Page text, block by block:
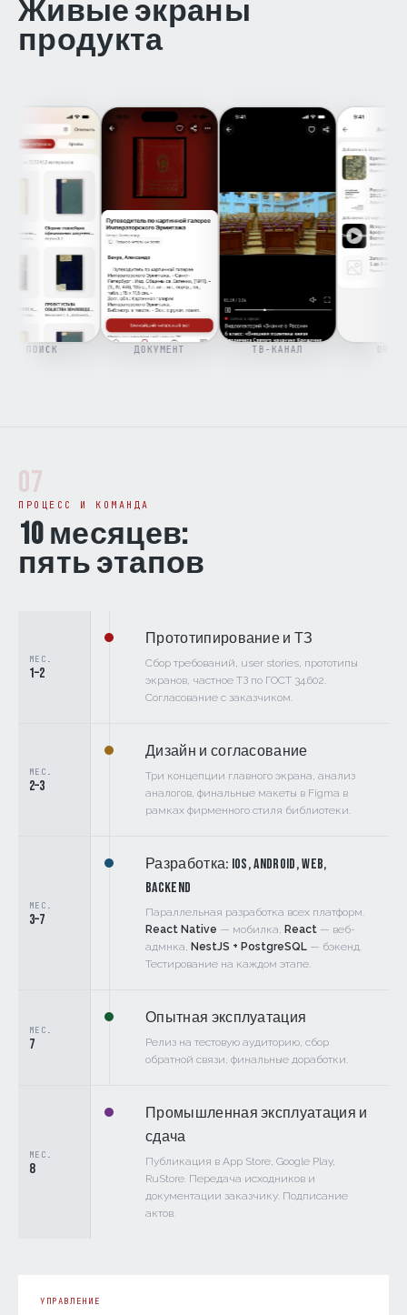
Живые экраны
продукта
ПОИСК ДОКУМЕНТ ТВ-КАНАЛ ОФЛАЙН
07
ПРОЦЕСС И КОМАНДА
10 месяцев:
пять этапов
МЕС.
1–2
Прототипирование и ТЗ
Сбор требований, user stories, прототипы
экранов, частное ТЗ по ГОСТ 34.602.
Согласование с заказчиком.
МЕС.
2–3
Дизайн и согласование
Три концепции главного экрана, анализ
аналогов, финальные макеты в Figma в
рамках фирменного стиля библиотеки.
МЕС.
3–7
Разработка: iOS, Android, Web,
Backend
Параллельная разработка всех платформ.
React Native — мобилка, React — веб-
адмнка, NestJS + PostgreSQL — бэкенд.
Тестирование на каждом этапе.
МЕС.
7
Опытная эксплуатация
Релиз на тестовую аудиторию, сбор
обратной связи, финальные доработки.
МЕС.
8
Промышленная эксплуатация и
сдача
Публикация в App Store, Google Play,
RuStore. Передача исходников и
документации заказчику. Подписание
актов.
УПРАВЛЕНИЕ